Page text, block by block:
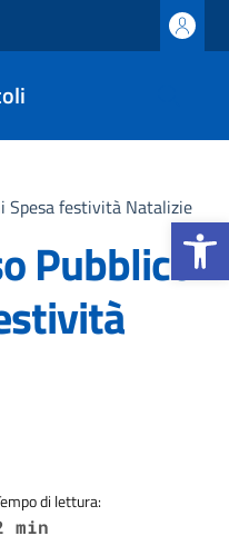
Apri la
Spesa festività Natalizie
Pubblico
di lettura:
min